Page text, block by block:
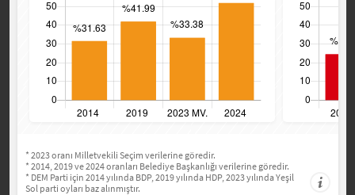
* 2023 oranı Milletvekili Seçim verilerine göredir.
* 2014, 2019 ve 2024 oranları Belediye Başkanlığı verilerine göredir.
* DEM Parti için 2014 yılında BDP, 2019 yılında HDP, 2023 yılında Yeşil
Sol parti oyları baz alınmıştır.